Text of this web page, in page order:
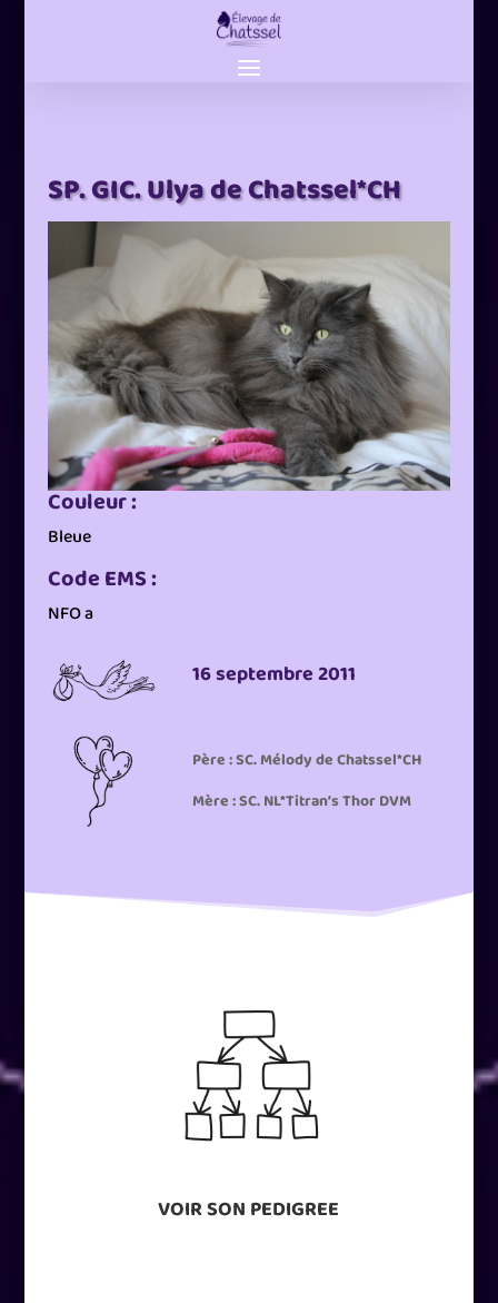
SP. GIC. Ulya de Chatssel*CH
Couleur :
Bleue
Code EMS :
NFO a
16 septembre 2011
Père : SC. Mélody de Chatssel*CH
Mère : SC. NL*Titran’s Thor DVM
VOIR SON PEDIGREE